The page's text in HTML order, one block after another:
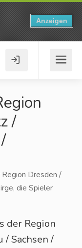
/
Dresden /
die Spieler
der Region
/ Sachsen /
Anzeigen